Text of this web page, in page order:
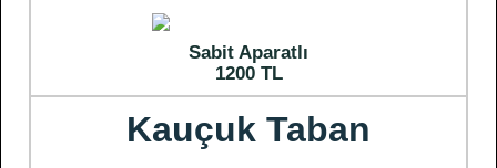
Sabit Aparatlı
1200 TL
Kauçuk Taban